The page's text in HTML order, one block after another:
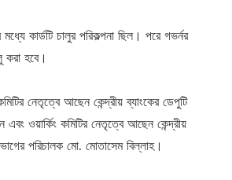
মধ্যে কার্ডটি চালুর পরিকল্পনা ছিল। পরে গভর্নর
করা হবে।
নেতৃত্বে আছেন কেন্দ্রীয় ব্যাংকের ডেপুটি
এবং ওয়ার্কিং কমিটির নেতৃত্বে আছেন কেন্দ্রীয়
পরিচালক মো. মোতাসেম বিল্লাহ।